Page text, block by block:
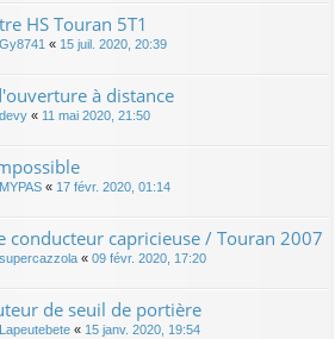
HS Touran 5T1
Gy8741 « 15 juil. 2020, 20:39
à distance
devy « 11 mai 2020, 21:50
MYPAS « 17 févr. 2020, 01:14
conducteur capricieuse / Touran 2007
supercazzola « 09 févr. 2020, 17:20
de seuil de portière
Lapeutebete « 15 janv. 2020, 19:54